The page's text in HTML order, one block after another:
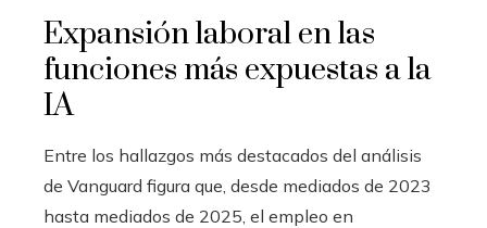
Expansión laboral en las
funciones más expuestas a la
IA
Entre los hallazgos más destacados del análisis
de Vanguard figura que, desde mediados de 2023
hasta mediados de 2025, el empleo en